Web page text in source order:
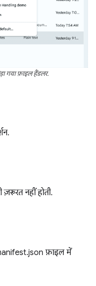
गया फ़ाइल हैंडलर.
नहीं होती.
फ़ाइल में